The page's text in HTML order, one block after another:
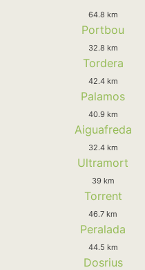
64.8 km
Portbou
32.8 km
Tordera
42.4 km
Palamos
40.9 km
Aiguafreda
32.4 km
Ultramort
39 km
Torrent
46.7 km
Peralada
44.5 km
Dosrius